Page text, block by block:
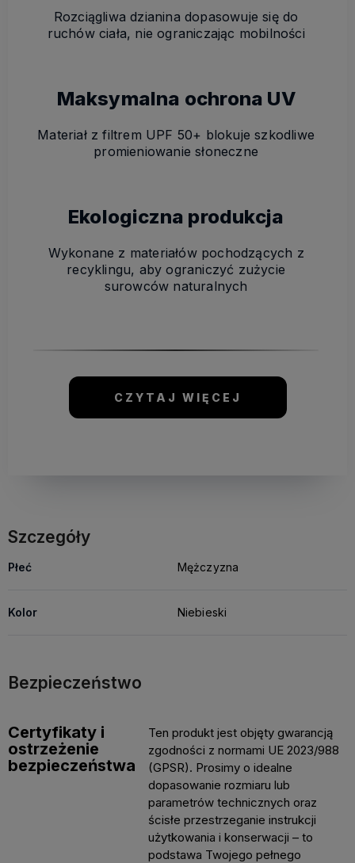
Rozciągliwa dzianina dopasowuje się do
ruchów ciała, nie ograniczając mobilności
Maksymalna ochrona UV
Materiał z filtrem UPF 50+ blokuje szkodliwe
promieniowanie słoneczne
Ekologiczna produkcja
Wykonane z materiałów pochodzących z
recyklingu, aby ograniczyć zużycie
surowców naturalnych
CZYTAJ WIĘCEJ
Szczegóły
Płeć Mężczyzna
Kolor Niebieski
Bezpieczeństwo
Certyfikaty i
ostrzeżenie
bezpieczeństwa
Ten produkt jest objęty gwarancją
zgodności z normami UE 2023/988
(GPSR). Prosimy o idealne
dopasowanie rozmiaru lub
parametrów technicznych oraz
ścisłe przestrzeganie instrukcji
użytkowania i konserwacji – to
podstawa Twojego pełnego